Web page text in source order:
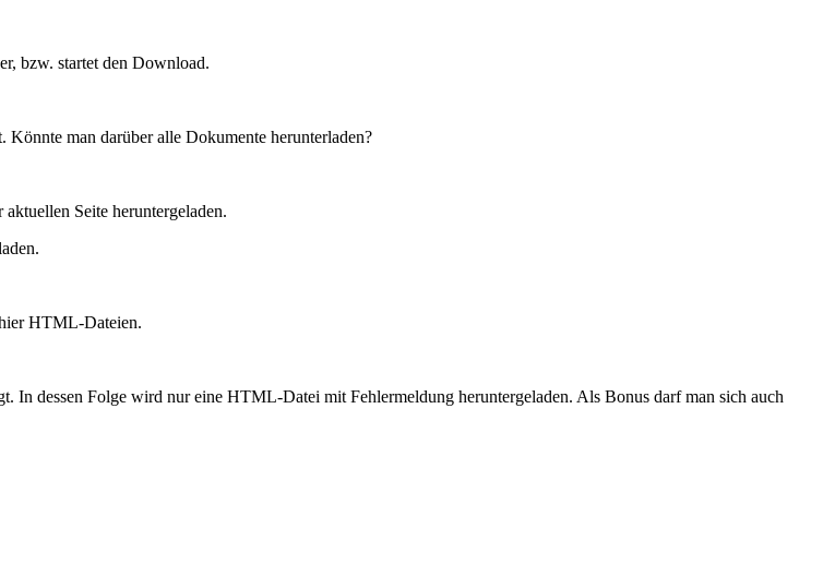
bzw. startet den Download.
man darüber alle Dokumente herunterladen?
Seite heruntergeladen.
HTML-Dateien.
In dessen Folge wird nur eine HTML-Datei mit Fehlermeldung heruntergeladen. Als Bonus darf man sich auch